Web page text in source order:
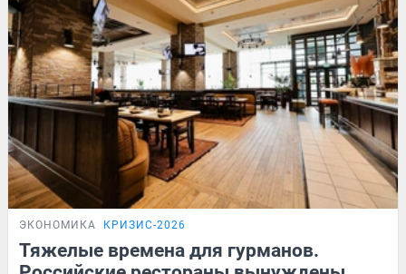
ЭКОНОМИКА КРИЗИС-2026
Тяжелые времена для гурманов.